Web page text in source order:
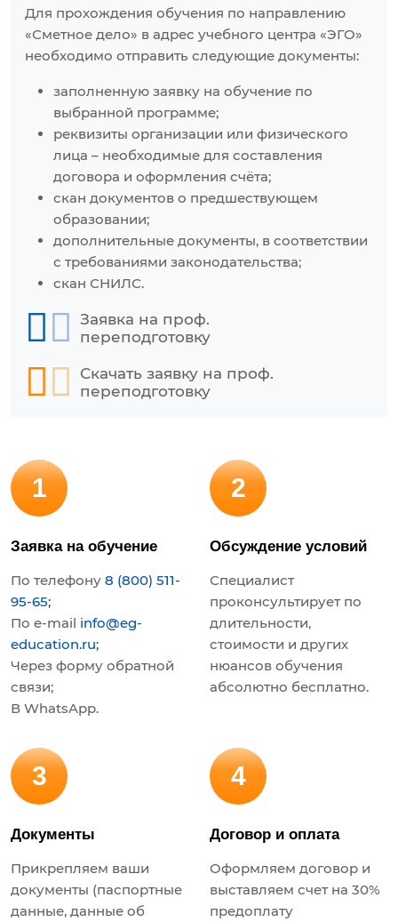
Для прохождения обучения по направлению
«Сметное дело» в адрес учебного центра «ЭГО»
необходимо отправить следующие документы:
заполненную заявку на обучение по
выбранной программе;
реквизиты организации или физического
лица – необходимые для составления
договора и оформления счёта;
скан документов о предшествующем
образовании;
дополнительные документы, в соответствии
с требованиями законодательства;
скан СНИЛС.
Заявка на проф.
переподготовку
Скачать заявку на проф.
переподготовку
1
Заявка на обучение
По телефону 8 (800) 511-
95-65;
По e-mail info@eg-
education.ru;
Через форму обратной
связи;
В WhatsApp.
2
Обсуждение условий
Специалист
проконсультирует по
длительности,
стоимости и других
нюансов обучения
абсолютно бесплатно.
3
Документы
Прикрепляем ваши
документы (паспортные
данные, данные об
4
Договор и оплата
Оформляем договор и
выставляем счет на 30%
предоплату